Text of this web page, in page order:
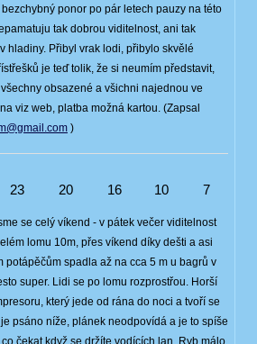
ponor po pár letech pauzy na této
tak dobrou viditelnost, ani tak
hladiny. Přibyl vrak lodi, přibylo skvělé
je teď tolik, že si neumím představit,
obsazené a všichni najednou ve
viz web, platba možná kartou. (Zapsal
)
23 20 16 10 7
se celý víkend - v pátek večer viditelnost
lomu 10m, přes víkend díky dešti a asi
potápěčům spadla až na cca 5 m u bagrů v
super. Lidi se po lomu rozprostřou. Horší
který jede od rána do noci a tvoří se
je psáno níže, plánek neodpovídá a je to spíše
čekat když se držíte vodících lan. Ryb málo.